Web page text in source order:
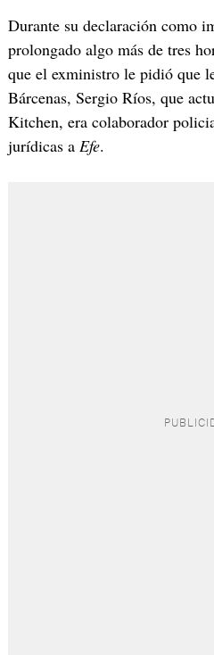
Durante su declaración como
prolongado algo más de tres
que el exministro le pidió que
Bárcenas, Sergio Ríos, que
Kitchen, era colaborador
jurídicas a Efe​.